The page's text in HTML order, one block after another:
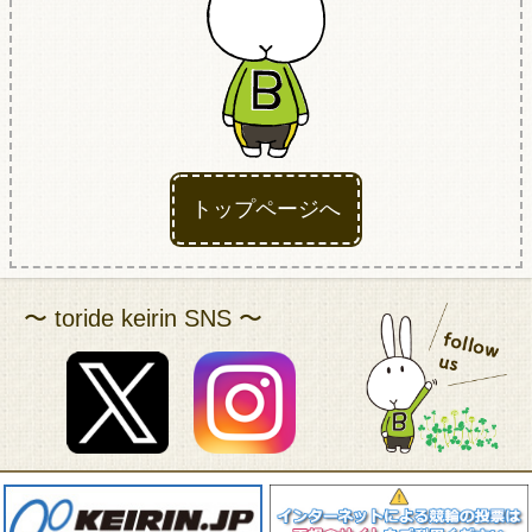
アクセス
トップページへ
〜 toride keirin SNS 〜